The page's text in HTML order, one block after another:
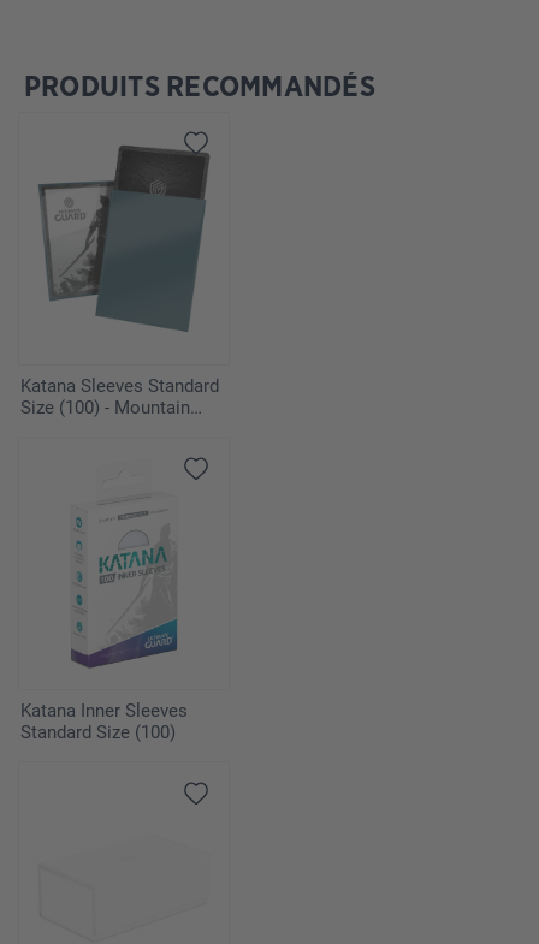
Ignorer la galerie de produits
PRODUITS RECOMMANDÉS
Katana Sleeves Standard
Size (100) - Mountain
Katana Inner Sleeves
Standard Size (100)